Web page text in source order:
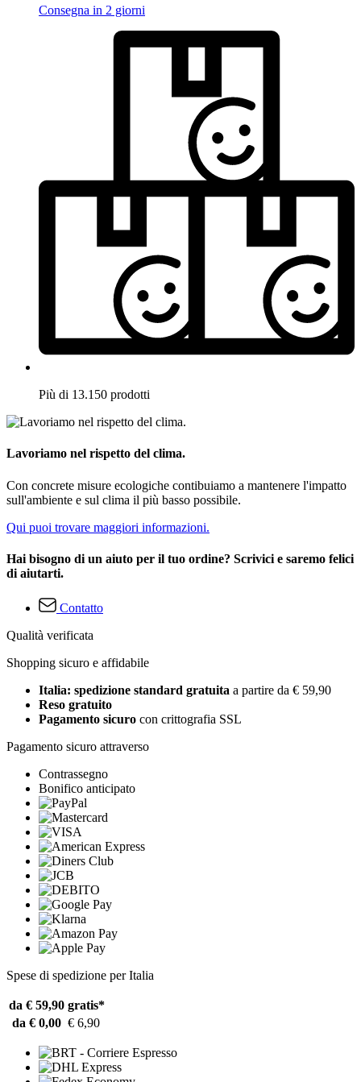
Consegna in 2 giorni
Più di 13.150 prodotti
Lavoriamo nel rispetto del clima.
Con concrete misure ecologiche contibuiamo a mantenere l'impatto
sull'ambiente e sul clima il più basso possibile.
Qui puoi trovare maggiori informazioni.
Hai bisogno di un aiuto per il tuo ordine? Scrivici e saremo felici
di aiutarti.
Contatto
Qualità verificata
Shopping sicuro e affidabile
Italia: spedizione standard gratuita a partire da € 59,90
Reso gratuito
Pagamento sicuro con crittografia SSL
Pagamento sicuro attraverso
Contrassegno
Bonifico anticipato
Spese di spedizione per Italia
da € 59,90 gratis*
da € 0,00 € 6,90